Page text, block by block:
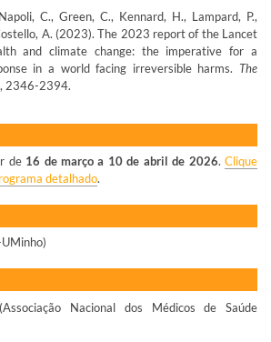
C., Green, C., Kennard, H., Lampard, P.,
A. (2023). The 2023 report of the Lancet
and climate change: the imperative for a
in a world facing irreversible harms. The
2346-2394.
de 16 de março a 10 de abril de 2026.Clique
detalhado.
Nacional dos Médicos de Saúde